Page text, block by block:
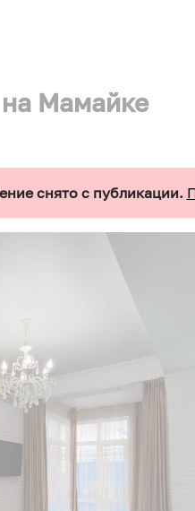
Мамайке
снято с публикации.